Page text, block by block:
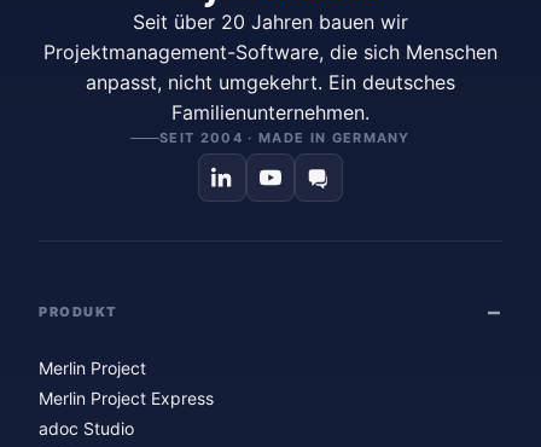
Seit über 20 Jahren bauen wir
Projektmanagement-Software, die sich Menschen
anpasst, nicht umgekehrt. Ein deutsches
Familienunternehmen.
SEIT 2004 · MADE IN GERMANY
PRODUKT
Merlin Project
Merlin Project Express
adoc Studio